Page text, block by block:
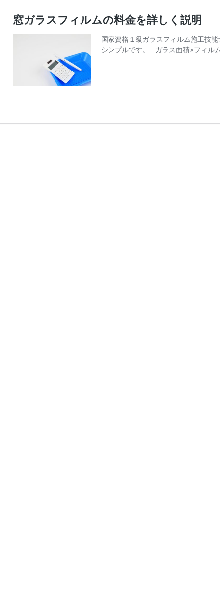
窓ガラスフィルムの料金を詳しく説明
国家資格１級ガラスフィルム施工
シンプルです。 ガラス面積×フィル